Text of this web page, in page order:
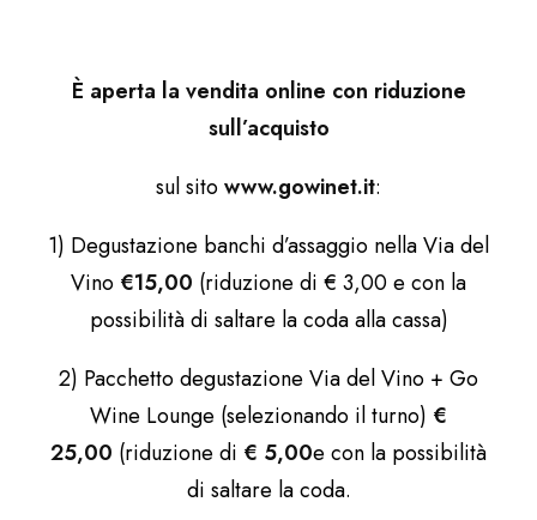
È aperta la vendita online con riduzione
sull’acquisto
sul sitowww.gowinet.it:
1) Degustazione banchi d’assaggio nella Via del
Vino €15,00 (riduzione di € 3,00 e con la
possibilità di saltare la coda alla cassa)
2) Pacchetto degustazione Via del Vino + Go
Wine Lounge (selezionando il turno) €
25,00 (riduzione di € 5,00e con la possibilità
di saltare la coda.